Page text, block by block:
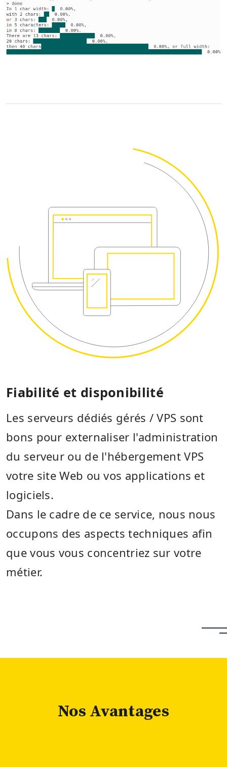
Fiabilité et disponibilité
Les serveurs dédiés gérés / VPS sont
bons pour externaliser l'administration
du serveur ou de l'hébergement VPS
votre site Web ou vos applications et
logiciels.
Dans le cadre de ce service, nous nous
occupons des aspects techniques afin
que vous vous concentriez sur votre
métier.
Nos Avantages